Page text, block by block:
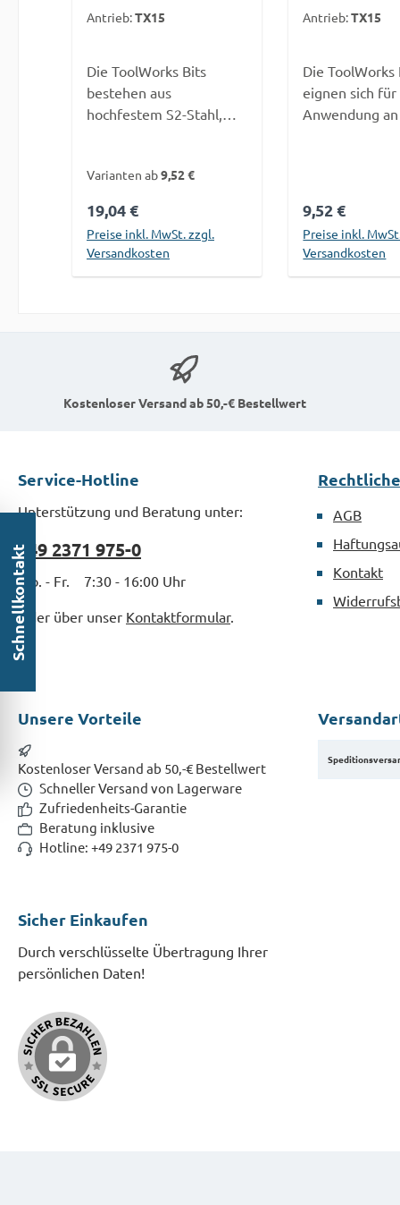
Antrieb:TX15
Die ToolWorks Bits
bestehen aus
hochfestem S2-Stahl,
Vanadium Stahl
Somit sind unsere Bits,
im Gegensatz zu
herkömmlichen Bits, für
die Bits einen besonders
oder Ausreißen während
Montage.MaterialStahl
verzinkt nach DIN 3126
Varianten ab9,52 €
Regulärer Preis:
19,04 €
Preise inkl. MwSt. zzgl.
Versandkosten
Antrieb:TX15
Die ToolWorks
eignen sich für
Anwendung
Beschädigung
Materials
Bohrfutter wird
Regulärer
9,52 €
Preise inkl.
Versandkosten
Kostenloser Versand ab 50,-€ Bestellwert
Service-Hotline
Unterstützung und Beratung unter:
+49 2371 975-0
Mo. - Fr. 7:30 - 16:00 Uhr
Oder über unser Kontaktformular.
AGB
Kontakt
Unsere Vorteile
Kostenloser Versand ab 50,-€ Bestellwert
Schneller Versand von Lagerware
Zufriedenheits-Garantie
Beratung inklusive
Hotline: +49 2371 975-0
Sicher Einkaufen
Durch verschlüsselte Übertragung Ihrer
persönlichen Daten!
Schnellkontakt